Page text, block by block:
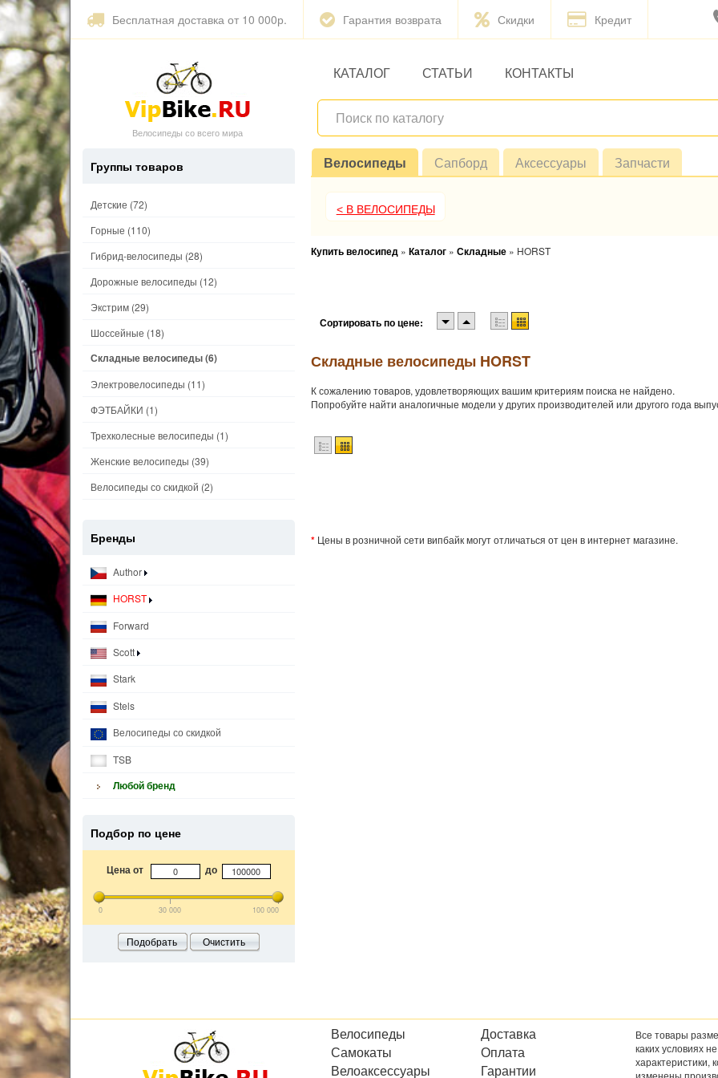
Бесплатная доставка от 10 000р. Гарантия возврата Скидки Кредит
Велосипеды со всего мира
КАТАЛОГ СТАТЬИ КОНТАКТЫ
Велосипеды Сапборд Аксессуары Запчасти
< В ВЕЛОСИПЕДЫ
Купить велосипед » Каталог » Складные » HORST
Сортировать по цене:
Складные велосипеды HORST
К сожалению товаров, удовлетворяющих вашим критериям поиска не найдено.
Попробуйте найти аналогичные модели у других производителей или другого года
* Цены в розничной сети випбайк могут отличаться от цен в интернет магазине.
Группы товаров
Детские (72)
Горные (110)
Гибрид-велосипеды (28)
Дорожные велосипеды (12)
Экстрим (29)
Шоссейные (18)
Складные велосипеды(6)
Электровелосипеды (11)
ФЭТБАЙКИ (1)
Трехколесные велосипеды (1)
Женские велосипеды (39)
Велосипеды со скидкой (2)
Бренды
Author
HORST
Forward
Scott
Stark
Stels
Велосипеды со скидкой
TSB
Любой бренд
Подбор по цене
Цена от до
0 30 000 100 000
Подобрать Очистить
Велосипеды
Самокаты
Велоаксессуары
Доставка
Оплата
Гарантии
Все товары
каких условиях
характеристики,
изменены